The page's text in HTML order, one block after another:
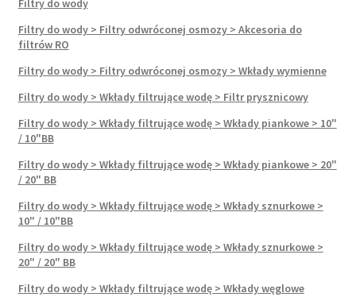
Filtry do wody
Filtry do wody > Filtry odwróconej osmozy > Akcesoria do
filtrów RO
Filtry do wody > Filtry odwróconej osmozy > Wkłady wymienne
Filtry do wody > Wkłady filtrujące wodę > Filtr prysznicowy
Filtry do wody > Wkłady filtrujące wodę > Wkłady piankowe > 10"
/ 10"BB
Filtry do wody > Wkłady filtrujące wodę > Wkłady piankowe > 20"
/ 20" BB
Filtry do wody > Wkłady filtrujące wodę > Wkłady sznurkowe >
10" / 10"BB
Filtry do wody > Wkłady filtrujące wodę > Wkłady sznurkowe >
20" / 20" BB
Filtry do wody > Wkłady filtrujące wodę > Wkłady węglowe